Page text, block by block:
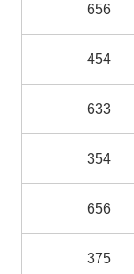
656
454
633
354
656
375